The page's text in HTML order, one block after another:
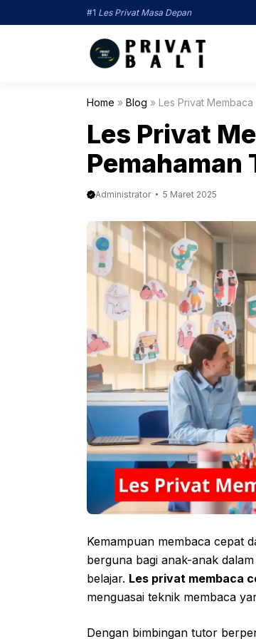
ke
#1 Les Privat Masa Depan
Home » Blog » Les Privat
Les Privat
Pemahaman
Administrator 5 Maret 2025
Kemampuan membaca cepat
berguna bagi anak-anak
belajar. Les privat membaca
menguasai teknik membaca
Dengan bimbingan tutor